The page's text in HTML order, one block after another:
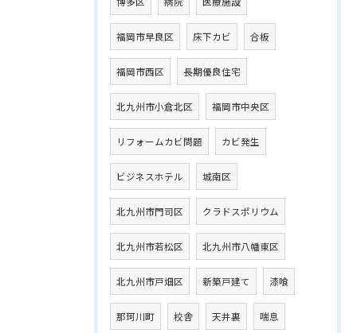
福岡市早良区 床下カビ 合板
福岡市西区 長期優良住宅
北九州市小倉北区 福岡市中央区
リフォームカビ問題 カビ発生
ビジネスホテル 城南区
北九州市門司区 クラドスポリウム
北九州市若松区 北九州市八幡東区
北九州市戸畑区 新築戸建て 漆喰
那珂川町 校舎 天井裏 喘息